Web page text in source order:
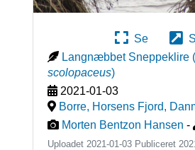
Se
Langnæbbet Sneppeklire (
scolopaceus)
2021-01-03
Borre, Horsens Fjord,
Morten Bentzon Hansen -
Uploadet 2021-01-03 Publiceret